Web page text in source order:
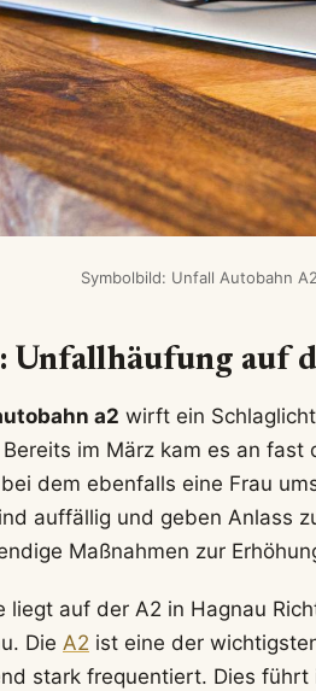
Symbolbild: Unfall Autobahn
Unfallhäufung auf
a2 wirft ein
im März kam es an fast
dem ebenfalls eine Frau
auffällig und geben Anlass
Maßnahmen zur
liegt auf der A2 in Hagnau
Die A2 ist eine der
stark frequentiert. Dies